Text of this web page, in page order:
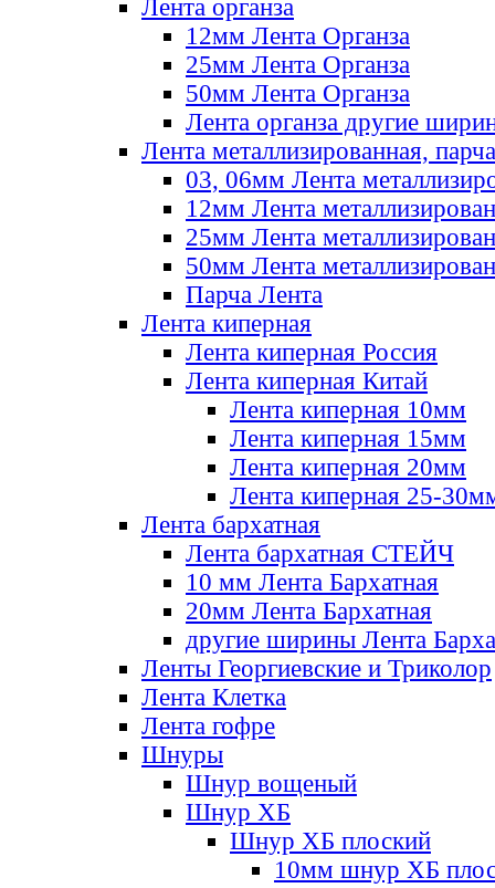
Лента органза
12мм Лента Органза
25мм Лента Органза
50мм Лента Органза
Лента органза другие
Лента металлизированная, парча
03, 06мм Лента
12мм Лента
25мм Лента
50мм Лента
Парча Лента
Лента киперная
Лента киперная Россия
Лента киперная Китай
Лента киперная 10мм
Лента киперная 15мм
Лента киперная 20мм
Лента киперная 25-
Лента бархатная
Лента бархатная СТЕЙЧ
10 мм Лента Бархатная
20мм Лента Бархатная
другие ширины Лента
Ленты Георгиевские и Триколор
Лента Клетка
Лента гофре
Шнуры
Шнур вощеный
Шнур ХБ
Шнур ХБ плоский
10мм шнур ХБ